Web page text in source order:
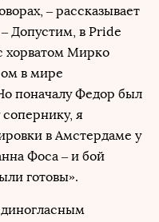
– рассказывает
Допустим, в Pride
хорватом Мирко
в мире
поначалу Федор был
сопернику, я
в Амстердаме у
Фоса – и бой
готовы».